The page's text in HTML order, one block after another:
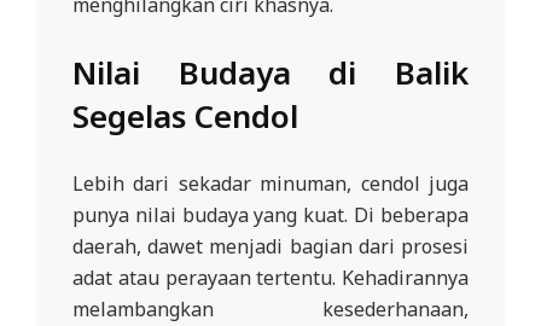
Nilai Budaya di Balik
Segelas Cendol
Lebih dari sekadar minuman, cendol juga
punya nilai budaya yang kuat. Di beberapa
daerah, dawet menjadi bagian dari prosesi
adat atau perayaan tertentu. Kehadirannya
melambangkan kesederhanaan,